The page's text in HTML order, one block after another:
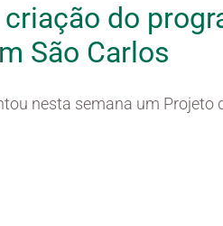
do
São Carlos
nesta semana um